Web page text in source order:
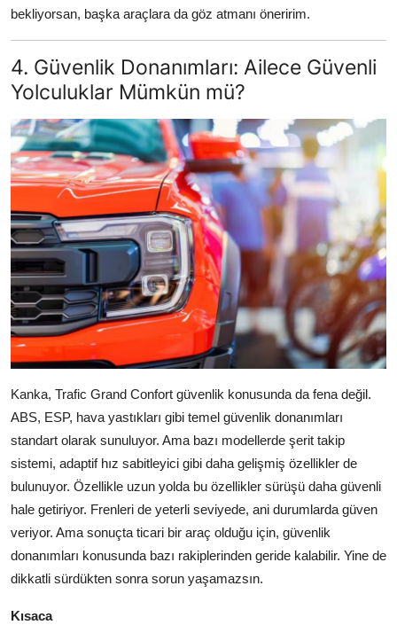
bekliyorsan, başka araçlara da göz atmanı öneririm.
4. Güvenlik Donanımları: Ailece Güvenli
Yolculuklar Mümkün mü?
Kanka, Trafic Grand Confort güvenlik konusunda da fena değil.
ABS, ESP, hava yastıkları gibi temel güvenlik donanımları
standart olarak sunuluyor. Ama bazı modellerde şerit takip
sistemi, adaptif hız sabitleyici gibi daha gelişmiş özellikler de
bulunuyor. Özellikle uzun yolda bu özellikler sürüşü daha güvenli
hale getiriyor. Frenleri de yeterli seviyede, ani durumlarda güven
veriyor. Ama sonuçta ticari bir araç olduğu için, güvenlik
donanımları konusunda bazı rakiplerinden geride kalabilir. Yine de
dikkatli sürdükten sonra sorun yaşamazsın.
Kısaca